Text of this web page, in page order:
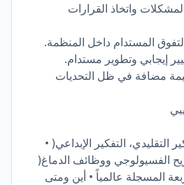
واتخاذ القرارات
المستدام داخل المنظمة.
إيجابي وتطوير مستدام.
مضافة في ظل التحديات
التقليدي، التفكير الإبداعي( •
الفسيولوجي ووظائف الدماغ(
المسجلة عالمياً • أين ومتى